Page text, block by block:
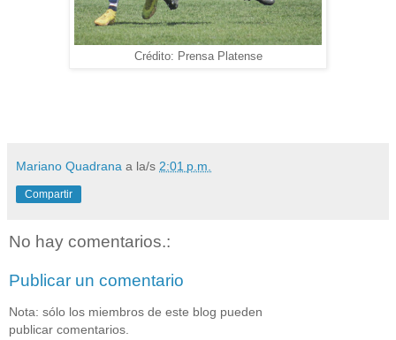
Crédito: Prensa Platense
Mariano Quadrana a la/s 2:01 p.m.
Compartir
No hay comentarios.:
Publicar un comentario
Nota: sólo los miembros de este blog pueden
publicar comentarios.